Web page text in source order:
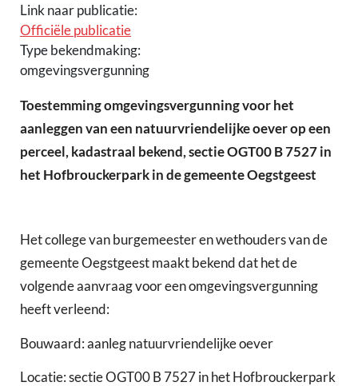
Link naar publicatie:
Officiële publicatie
Type bekendmaking:
omgevingsvergunning
Toestemming omgevingsvergunning voor het
aanleggen van een natuurvriendelijke oever op een
perceel, kadastraal bekend, sectie OGT00 B 7527 in
het Hofbrouckerpark in de gemeente Oegstgeest
Het college van burgemeester en wethouders van de
gemeente Oegstgeest maakt bekend dat het de
volgende aanvraag voor een omgevingsvergunning
heeft verleend:
Bouwaard: aanleg natuurvriendelijke oever
Locatie: sectie OGT00 B 7527 in het Hofbrouckerpark